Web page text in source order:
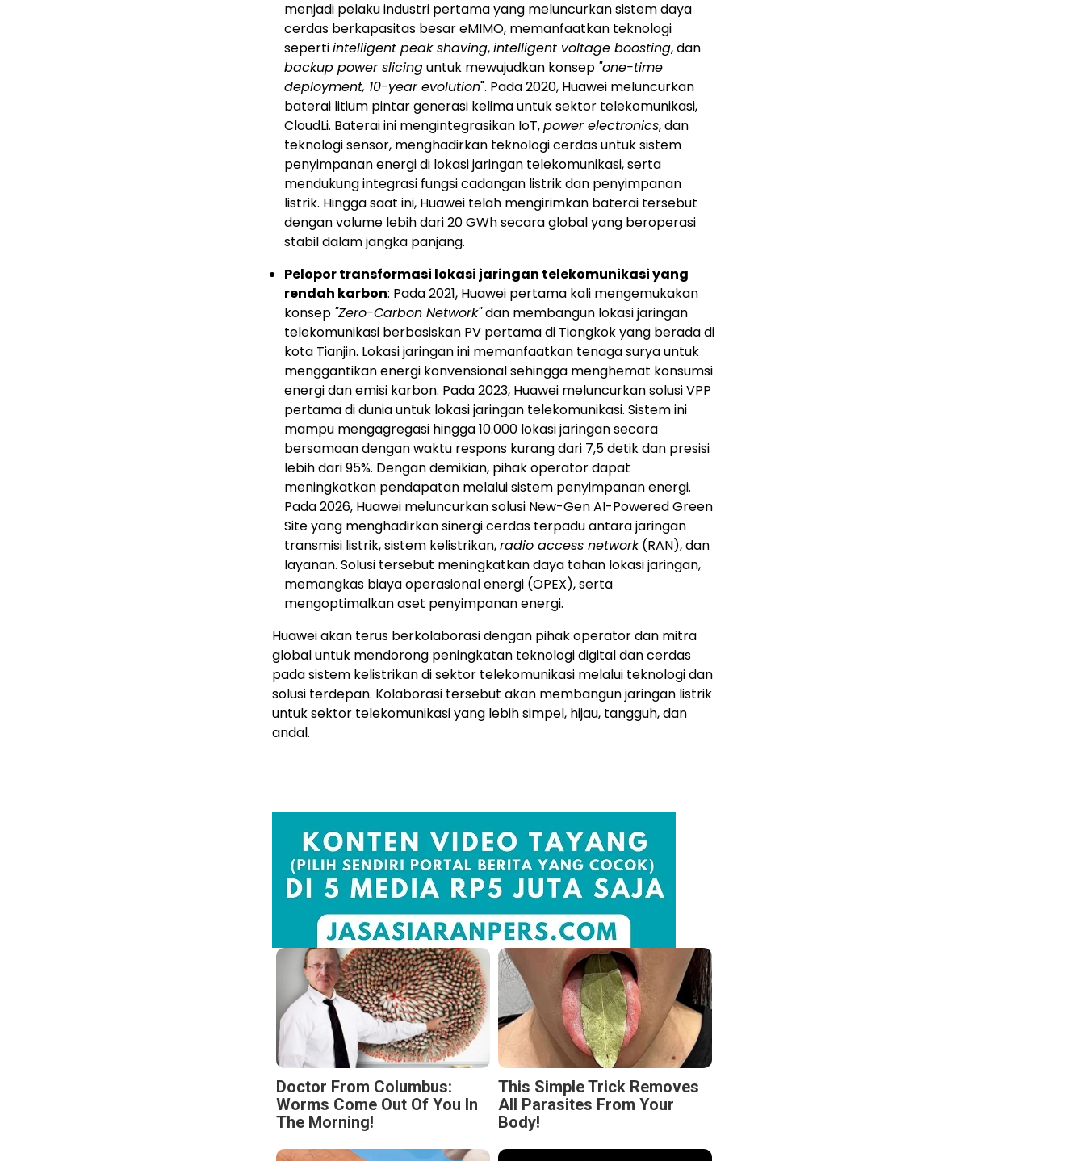
menjadi pelaku industri pertama yang meluncurkan sistem daya
cerdas berkapasitas besar eMIMO, memanfaatkan teknologi
sepertiintelligent peak shaving,intelligent voltage boosting, dan
backup power slicinguntuk mewujudkan konsep "one-time
deployment, 10-year evolution". Pada 2020, Huawei meluncurkan
baterai litium pintar generasi kelima untuk sektor telekomunikasi,
CloudLi. Baterai ini mengintegrasikan IoT,power electronics, dan
teknologi sensor, menghadirkan teknologi cerdas untuk sistem
penyimpanan energi di lokasi jaringan telekomunikasi, serta
mendukung integrasi fungsi cadangan listrik dan penyimpanan
listrik. Hingga saat ini, Huawei telah mengirimkan baterai tersebut
dengan volume lebih dari 20 GWh secara global yang beroperasi
stabil dalam jangka panjang.
Pelopor transformasi lokasi jaringan telekomunikasi yang
rendah karbon: Pada 2021, Huawei pertama kali mengemukakan
konsep "Zero-Carbon Network"dan membangun lokasi jaringan
telekomunikasi berbasiskan PV pertama di Tiongkok yang berada di
kota Tianjin. Lokasi jaringan ini memanfaatkan tenaga surya untuk
menggantikan energi konvensional sehingga menghemat konsumsi
energi dan emisi karbon. Pada 2023, Huawei meluncurkan solusi VPP
pertama di dunia untuk lokasi jaringan telekomunikasi. Sistem ini
mampu mengagregasi hingga 10.000 lokasi jaringan secara
bersamaan dengan waktu respons kurang dari 7,5 detik dan presisi
lebih dari 95%. Dengan demikian, pihak operator dapat
meningkatkan pendapatan melalui sistem penyimpanan energi.
Pada 2026, Huawei meluncurkan solusi New-Gen AI-Powered Green
Site yang menghadirkan sinergi cerdas terpadu antara jaringan
transmisi listrik, sistem kelistrikan,radio access network(RAN), dan
layanan. Solusi tersebut meningkatkan daya tahan lokasi jaringan,
memangkas biaya operasional energi (OPEX), serta
mengoptimalkan aset penyimpanan energi.
Huawei akan terus berkolaborasi dengan pihak operator dan mitra
global untuk mendorong peningkatan teknologi digital dan cerdas
pada sistem kelistrikan di sektor telekomunikasi melalui teknologi dan
solusi terdepan. Kolaborasi tersebut akan membangun jaringan listrik
untuk sektor telekomunikasi yang lebih simpel, hijau, tangguh, dan
andal.
Doctor From Columbus:
Worms Come Out Of You In
The Morning!
This Simple Trick Removes
All Parasites From Your
Body!